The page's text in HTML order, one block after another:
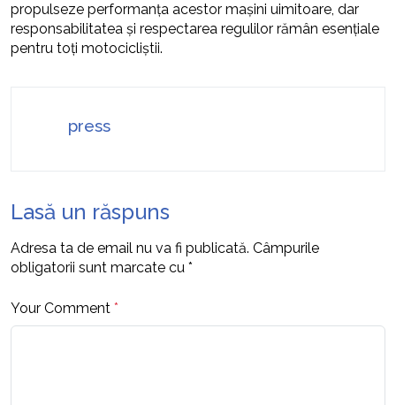
propulseze performanța acestor mașini uimitoare, dar
responsabilitatea și respectarea regulilor rămân esențiale
pentru toți motocicliștii.
press
Lasă un răspuns
Adresa ta de email nu va fi publicată. Câmpurile
obligatorii sunt marcate cu *
Your Comment *